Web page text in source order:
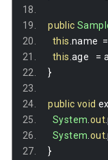
public
this .name =
this .age =
}
public void
System out.
System out.
}